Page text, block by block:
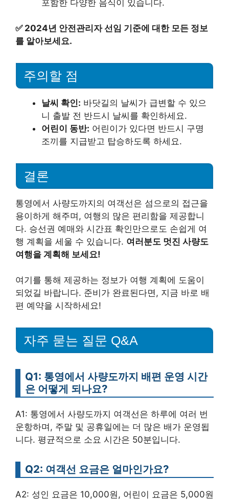
포함한 다양한 음식이 있습니다.
✅ 2024년 안전관리자 선임 기준에 대한 모든 정보
를 알아보세요.
주의할 점
날씨 확인: 바닷길의 날씨가 급변할 수 있으
니 출발 전 반드시 날씨를 확인하세요.
어린이 동반: 어린이가 있다면 반드시 구명
조끼를 지급받고 탑승하도록 하세요.
결론
통영에서 사량도까지의 여객선은 섬으로의 접근을
용이하게 해주며, 여행의 많은 편리함을 제공합니
다. 승선권 예매와 시간표 확인만으로도 손쉽게 여
행 계획을 세울 수 있습니다. 여러분도 멋진 사량도
여행을 계획해 보세요!
여기를 통해 제공하는 정보가 여행 계획에 도움이
되었길 바랍니다. 준비가 완료된다면, 지금 바로 배
편 예약을 시작하세요!
자주 묻는 질문 Q&A
Q1: 통영에서 사량도까지 배편 운영 시간
은 어떻게 되나요?
A1: 통영에서 사량도까지 여객선은 하루에 여러 번
운항하며, 주말 및 공휴일에는 더 많은 배가 운영됩
니다. 평균적으로 소요 시간은 50분입니다.
Q2: 여객선 요금은 얼마인가요?
A2: 성인 요금은 10,000원, 어린이 요금은 5,000원